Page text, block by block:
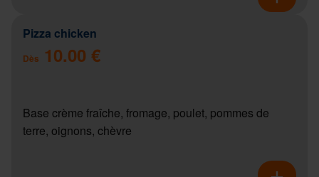
Pizza chicken
Dès 10.00 €
Base crème fraîche, fromage, poulet, pommes de
terre, oignons, chèvre